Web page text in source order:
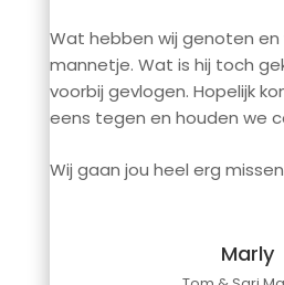
Wat hebben wij genoten en
mannetje. Wat is hij toch
voorbij gevlogen. Hopelijk
eens tegen en houden we
Wij gaan jou heel erg
Marly